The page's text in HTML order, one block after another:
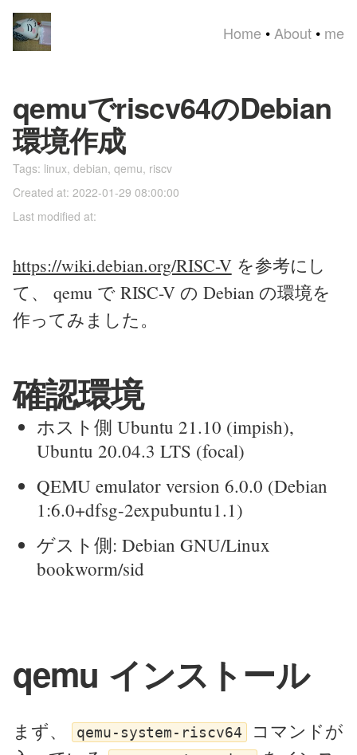
Home • About • me
qemuでriscv64のDebian
環境作成
Tags: linux, debian, qemu, riscv
Created at: 2022-01-29 08:00:00
Last modified at:
https://wiki.debian.org/RISC-Vを参考にし
て、 qemu で RISC-V の Debian の環境を
作ってみました。
確認環境
ホスト側 Ubuntu 21.10 (impish),
Ubuntu 20.04.3 LTS (focal)
QEMU emulator version 6.0.0 (Debian
1:6.0+dfsg-2expubuntu1.1)
ゲスト側: Debian GNU/Linux
bookworm/sid
qemu インストール
まず、 qemu-system-riscv64
コマンドが